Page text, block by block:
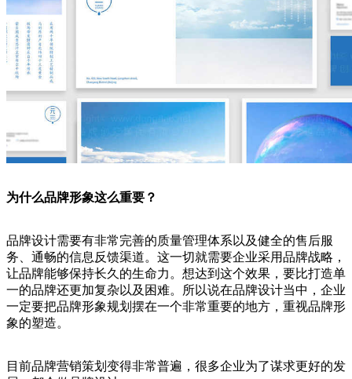
为什么品牌形象这么重要？
品牌设计需要有非常完善的质量管理体系以及健全的售后服
务、通畅的信息反馈渠道。这一切就需要企业采用品牌战略，
让品牌能够保持长久的生命力。想达到这个效果，要比打造单
一的品牌还更加复杂以及困难。所以说在品牌设计当中，企业
一定要把品牌形象规划摆在一个非常重要的地方，重视品牌形
象的塑造。
目前品牌营销策划变得非常普遍，很多企业为了谋求更好的发